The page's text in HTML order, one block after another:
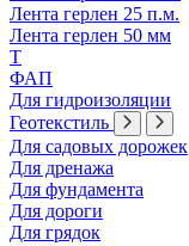
Лента герлен 25 п.м.
Лента герлен 50 мм
Т
ФАП
Для гидроизоляции
Геотекстиль
Для садовых дорожек
Для дренажа
Для фундамента
Для дороги
Для грядок